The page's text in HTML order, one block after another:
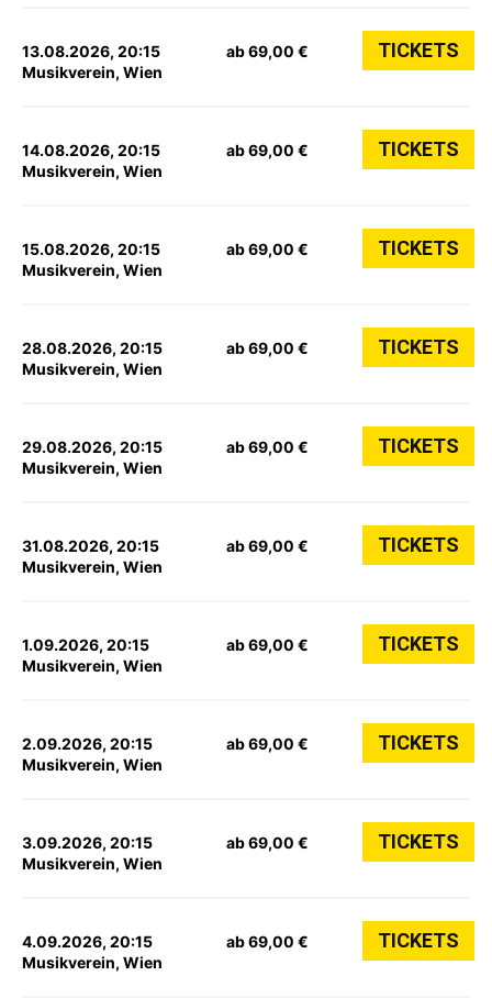
13.08.2026, 20:15
Musikverein, Wien
ab 69,00 € TICKETS
14.08.2026, 20:15
Musikverein, Wien
ab 69,00 € TICKETS
15.08.2026, 20:15
Musikverein, Wien
ab 69,00 € TICKETS
28.08.2026, 20:15
Musikverein, Wien
ab 69,00 € TICKETS
29.08.2026, 20:15
Musikverein, Wien
ab 69,00 € TICKETS
31.08.2026, 20:15
Musikverein, Wien
ab 69,00 € TICKETS
1.09.2026, 20:15
Musikverein, Wien
ab 69,00 € TICKETS
2.09.2026, 20:15
Musikverein, Wien
ab 69,00 € TICKETS
3.09.2026, 20:15
Musikverein, Wien
ab 69,00 € TICKETS
4.09.2026, 20:15
Musikverein, Wien
ab 69,00 € TICKETS